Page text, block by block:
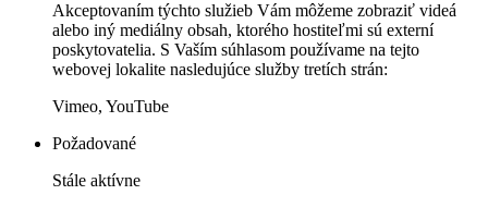
Akceptovaním týchto služieb Vám môžeme zobraziť videá
alebo iný mediálny obsah, ktorého hostiteľmi sú externí
poskytovatelia. S Vaším súhlasom používame na tejto
webovej lokalite nasledujúce služby tretích strán:
Vimeo, YouTube
Požadované
Stále aktívne